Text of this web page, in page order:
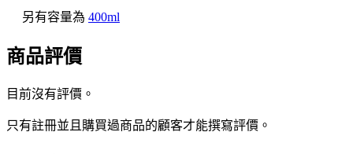
另有容量為 400ml
商品評價
目前沒有評價。
只有註冊並且購買過商品的顧客才能撰寫評價。